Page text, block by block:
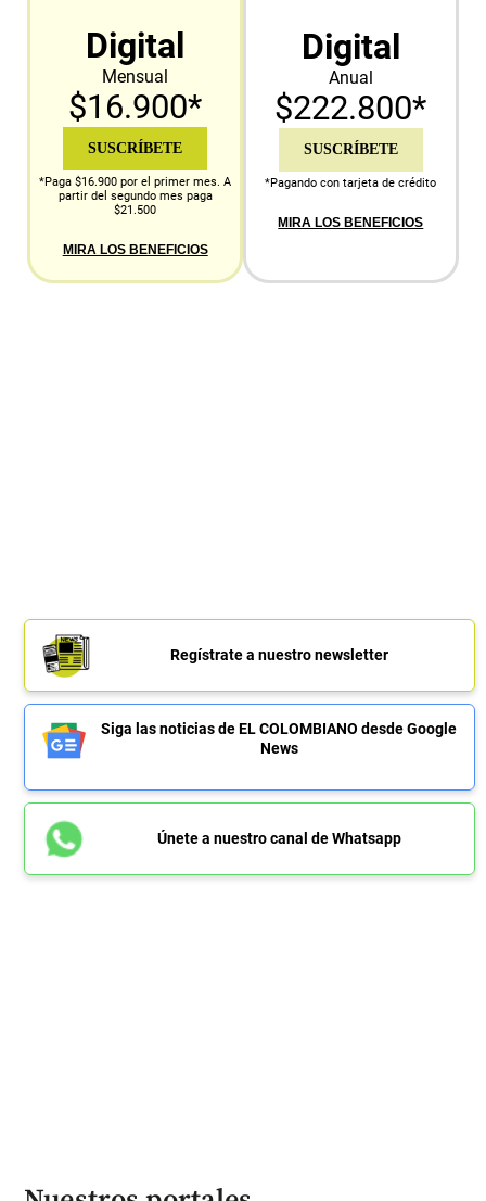
Digital
Mensual
$16.900*
SUSCRÍBETE
*Paga $16.900 por el primer mes. A
partir del segundo mes paga
$21.500
MIRA LOS BENEFICIOS
Digital
Anual
$222.800*
SUSCRÍBETE
*Pagando con tarjeta de crédito
MIRA LOS BENEFICIOS
Regístrate a nuestro newsletter
Siga las noticias de EL COLOMBIANO desde Google
News
Únete a nuestro canal de Whatsapp